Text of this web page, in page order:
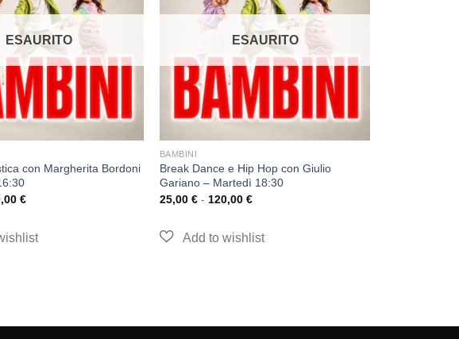
ESAURITO
con Margherita Bordoni
€
ESAURITO
BAMBINI
Break Dance e Hip Hop con Giulio
Gariano – Martedì 18:30
25,00 € - 120,00 €